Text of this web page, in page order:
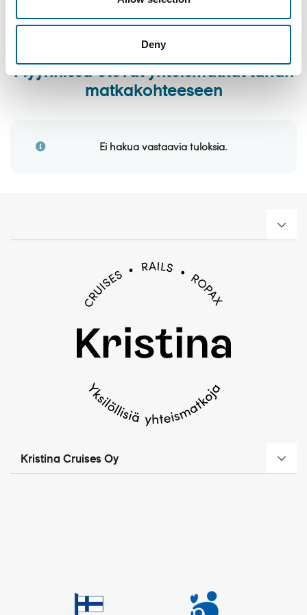
Deny
Myynnissä olevat yhteismatkat tähän
matkakohteeseen
Ei hakua vastaavia tuloksia.
Kristina Cruises Oy